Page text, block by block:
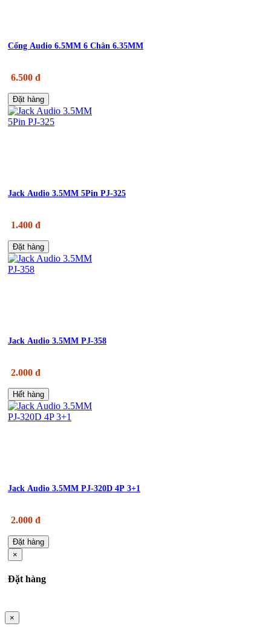
Cổng Audio 6.5MM 6 Chân 6.35MM
6.500 đ
Đặt hàng
Jack Audio 3.5MM 5Pin PJ-325
1.400 đ
Đặt hàng
Jack Audio 3.5MM PJ-358
2.000 đ
Hết hàng
Jack Audio 3.5MM PJ-320D 4P 3+1
2.000 đ
Đặt hàng
×
Đặt hàng
×